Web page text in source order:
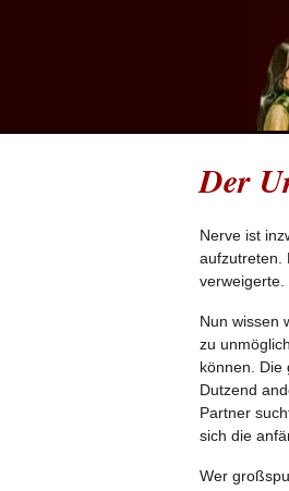
Der
Nerve ist
aufzutreten.
verweigerte.
Nun wissen
zu
können. Die
Dutzend
Partner
sich die
Wer